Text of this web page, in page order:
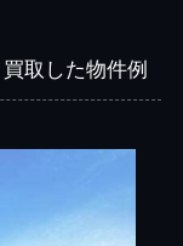
取した物件例